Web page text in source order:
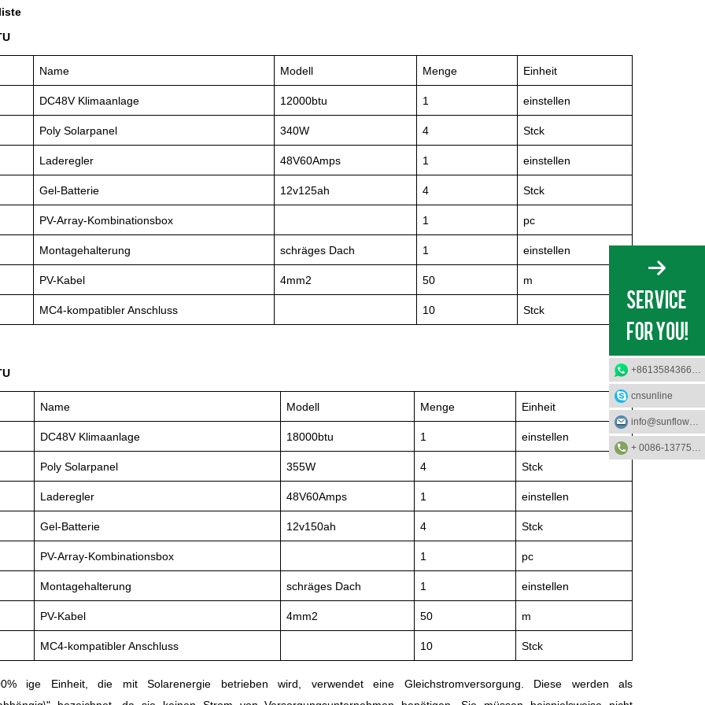
Name Modell Menge Einheit
DC48V Klimaanlage 12000btu 1 einstellen
Poly Solarpanel 340W 4 Stck
Laderegler 48V60Amps 1 einstellen
Gel-Batterie 12v125ah 4 Stck
PV-Array-Kombinationsbox 1 pc
Montagehalterung schräges Dach 1 einstellen
PV-Kabel 4mm2 50 m
MC4-kompatibler Anschluss 10 Stck
Name Modell Menge Einheit
DC48V Klimaanlage 18000btu 1 einstellen
Poly Solarpanel 355W 4 Stck
Laderegler 48V60Amps 1 einstellen
Gel-Batterie 12v150ah 4 Stck
PV-Array-Kombinationsbox 1 pc
Montagehalterung schräges Dach 1 einstellen
PV-Kabel 4mm2 50 m
MC4-kompatibler Anschluss 10 Stck
ige Einheit, die mit Solarenergie betrieben wird, verwendet eine Gleichstromversorgung. Diese werden als
+8613584366733
cnsunline
info@sunflower-solar.com
+ 0086-13775232023